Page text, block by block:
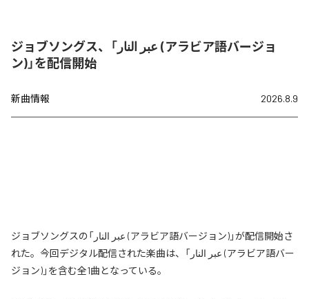
ジョブソングス、「عبر النار (アラビア語バージョ
ン)」を配信開始
新曲情報 2026.8.9
ジョブソングスの「عبر النار (アラビア語バージョン)」が配信開始さ
れた。今回デジタル配信された楽曲は、「عبر النار (アラビア語バー
ジョン)」を含む全1曲となっている。